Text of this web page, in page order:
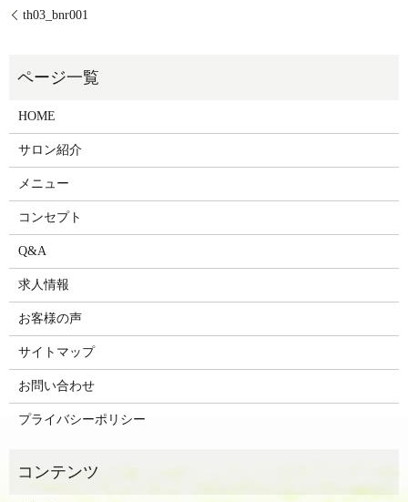
th03_bnr001
HOME
サロン紹介
メニュー
コンセプト
Q&A
求人情報
お客様の声
サイトマップ
お問い合わせ
プライバシーポリシー